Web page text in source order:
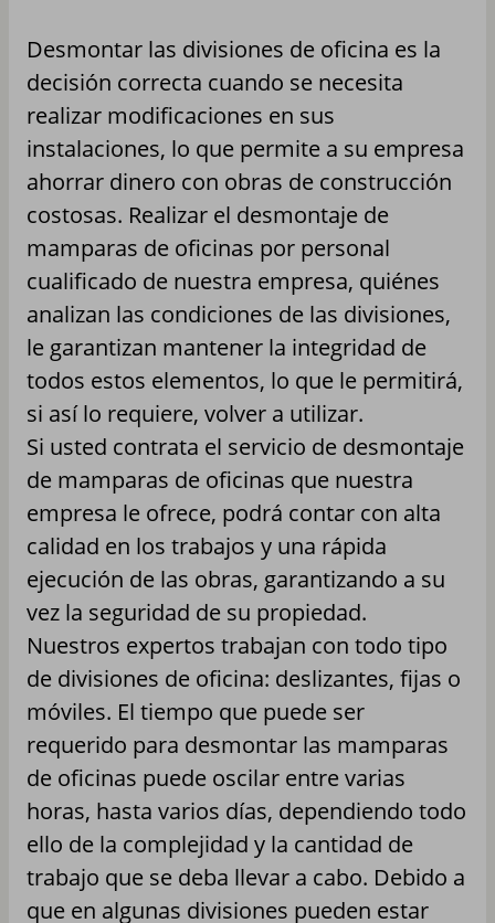
Desmontar las divisiones de oficina es la
decisión correcta cuando se necesita
realizar modificaciones en sus
instalaciones, lo que permite a su empresa
ahorrar dinero con obras de construcción
costosas. Realizar el desmontaje de
mamparas de oficinas por personal
cualificado de nuestra empresa, quiénes
analizan las condiciones de las divisiones,
le garantizan mantener la integridad de
todos estos elementos, lo que le permitirá,
si así lo requiere, volver a utilizar.
Si usted contrata el servicio de desmontaje
de mamparas de oficinas que nuestra
empresa le ofrece, podrá contar con alta
calidad en los trabajos y una rápida
ejecución de las obras, garantizando a su
vez la seguridad de su propiedad.
Nuestros expertos trabajan con todo tipo
de divisiones de oficina: deslizantes, fijas o
móviles. El tiempo que puede ser
requerido para desmontar las mamparas
de oficinas puede oscilar entre varias
horas, hasta varios días, dependiendo todo
ello de la complejidad y la cantidad de
trabajo que se deba llevar a cabo. Debido a
que en algunas divisiones pueden estar